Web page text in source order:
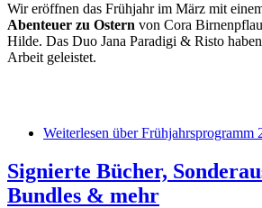
Wir eröffnen das Frühjahr im März mit
Abenteuer zu Ostern von Cora
Hilde. Das Duo Jana Paradigi & Risto
Arbeit geleistet.
Weiterlesen über Frühjahrsprogramm
Signierte Bücher,
Bundles & mehr